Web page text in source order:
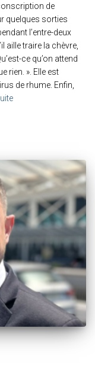
de
quelques sorties
l’entre-deux
aille traire la chèvre,
ce qu’on attend
rien. ». Elle est
de rhume. Enfin,